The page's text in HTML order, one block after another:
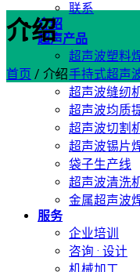
联系
介绍
超声产品
超声波塑料
手持式超声
超声波缝纫
超声波均质
超声波切割
超声波锡片
袋子生产线
超声波清洗
金属超声波
服务
企业培训
咨询 · 设计
介绍
首页 / 介绍